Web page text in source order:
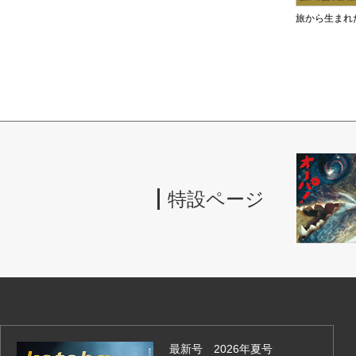
旅から生まれ
特設ページ
最新号 2026年夏号